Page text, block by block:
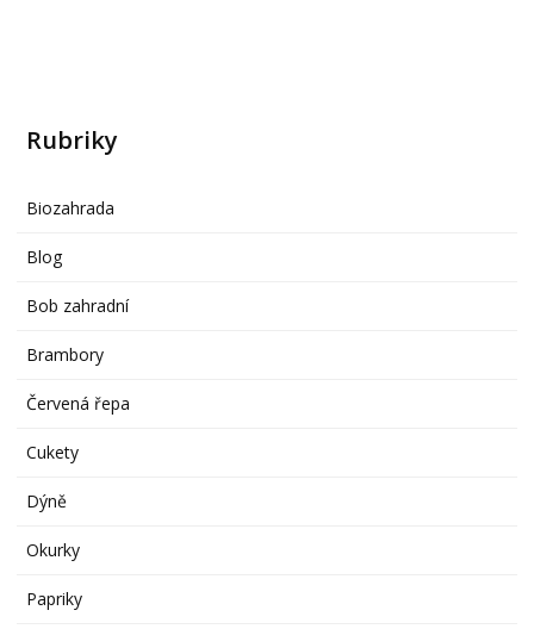
Rubriky
Biozahrada
Blog
Bob zahradní
Brambory
Červená řepa
Cukety
Dýně
Okurky
Papriky